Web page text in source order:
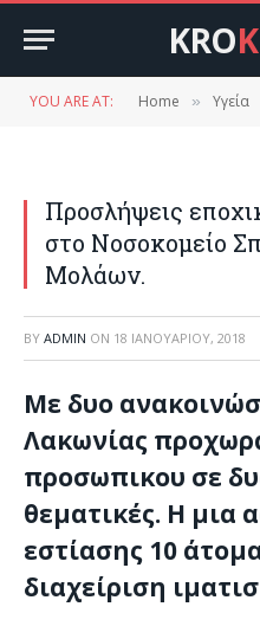
KRO
YOU ARE AT: Home » Υγεία
Προσλήψεις
στο Νοσοκομείο
Μολάων.
BY ADMIN ON 18 ΙΑΝΟΥΑΡΊΟΥ, 2018
Με δυο
Λακωνίας
προσωπικου σε
θεματικές. Η μια
εστίασης 10
διαχείριση